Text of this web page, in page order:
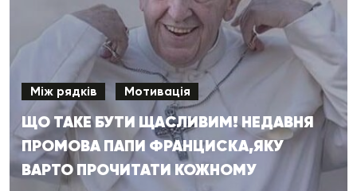
Між рядків Мотивація
ЩО ТАКЕ БУТИ ЩАСЛИВИМ! НЕДАВНЯ
ПРОМОВА ПАПИ ФРАНЦИСКА,ЯКУ
ВАРТО ПРОЧИТАТИ КОЖНОМУ